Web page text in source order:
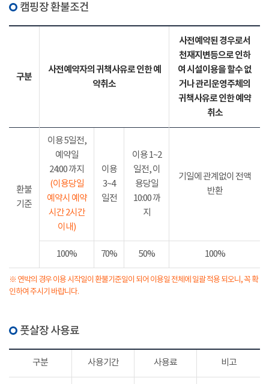
캠핑장 환불조건
구분
사전예약자의 귀책사유로 인한 예
약취소
사전예약된 경우로서
천재지변등으로 인하
여 시설이용을 할수 없
거나 관리운영주체의
귀책사유로 인한 예약
취소
환불
기준
이용 5일전,
예약일
24:00 까지
(이용당일
예약시 예약
시간 2시간
이내)
이용
3~4
일전
이용 1~2
일전, 이
용당일
10:00 까
지
기일에 관계없이 전액
반환
100% 70% 50% 100%
※ 연박의 경우 이용 시작일이 환불기준일이 되어 이용일 전체에 일괄 적용 되오니, 꼭 확
인하여 주시기 바랍니다.
풋살장 사용료
구분 사용기간 사용료 비고